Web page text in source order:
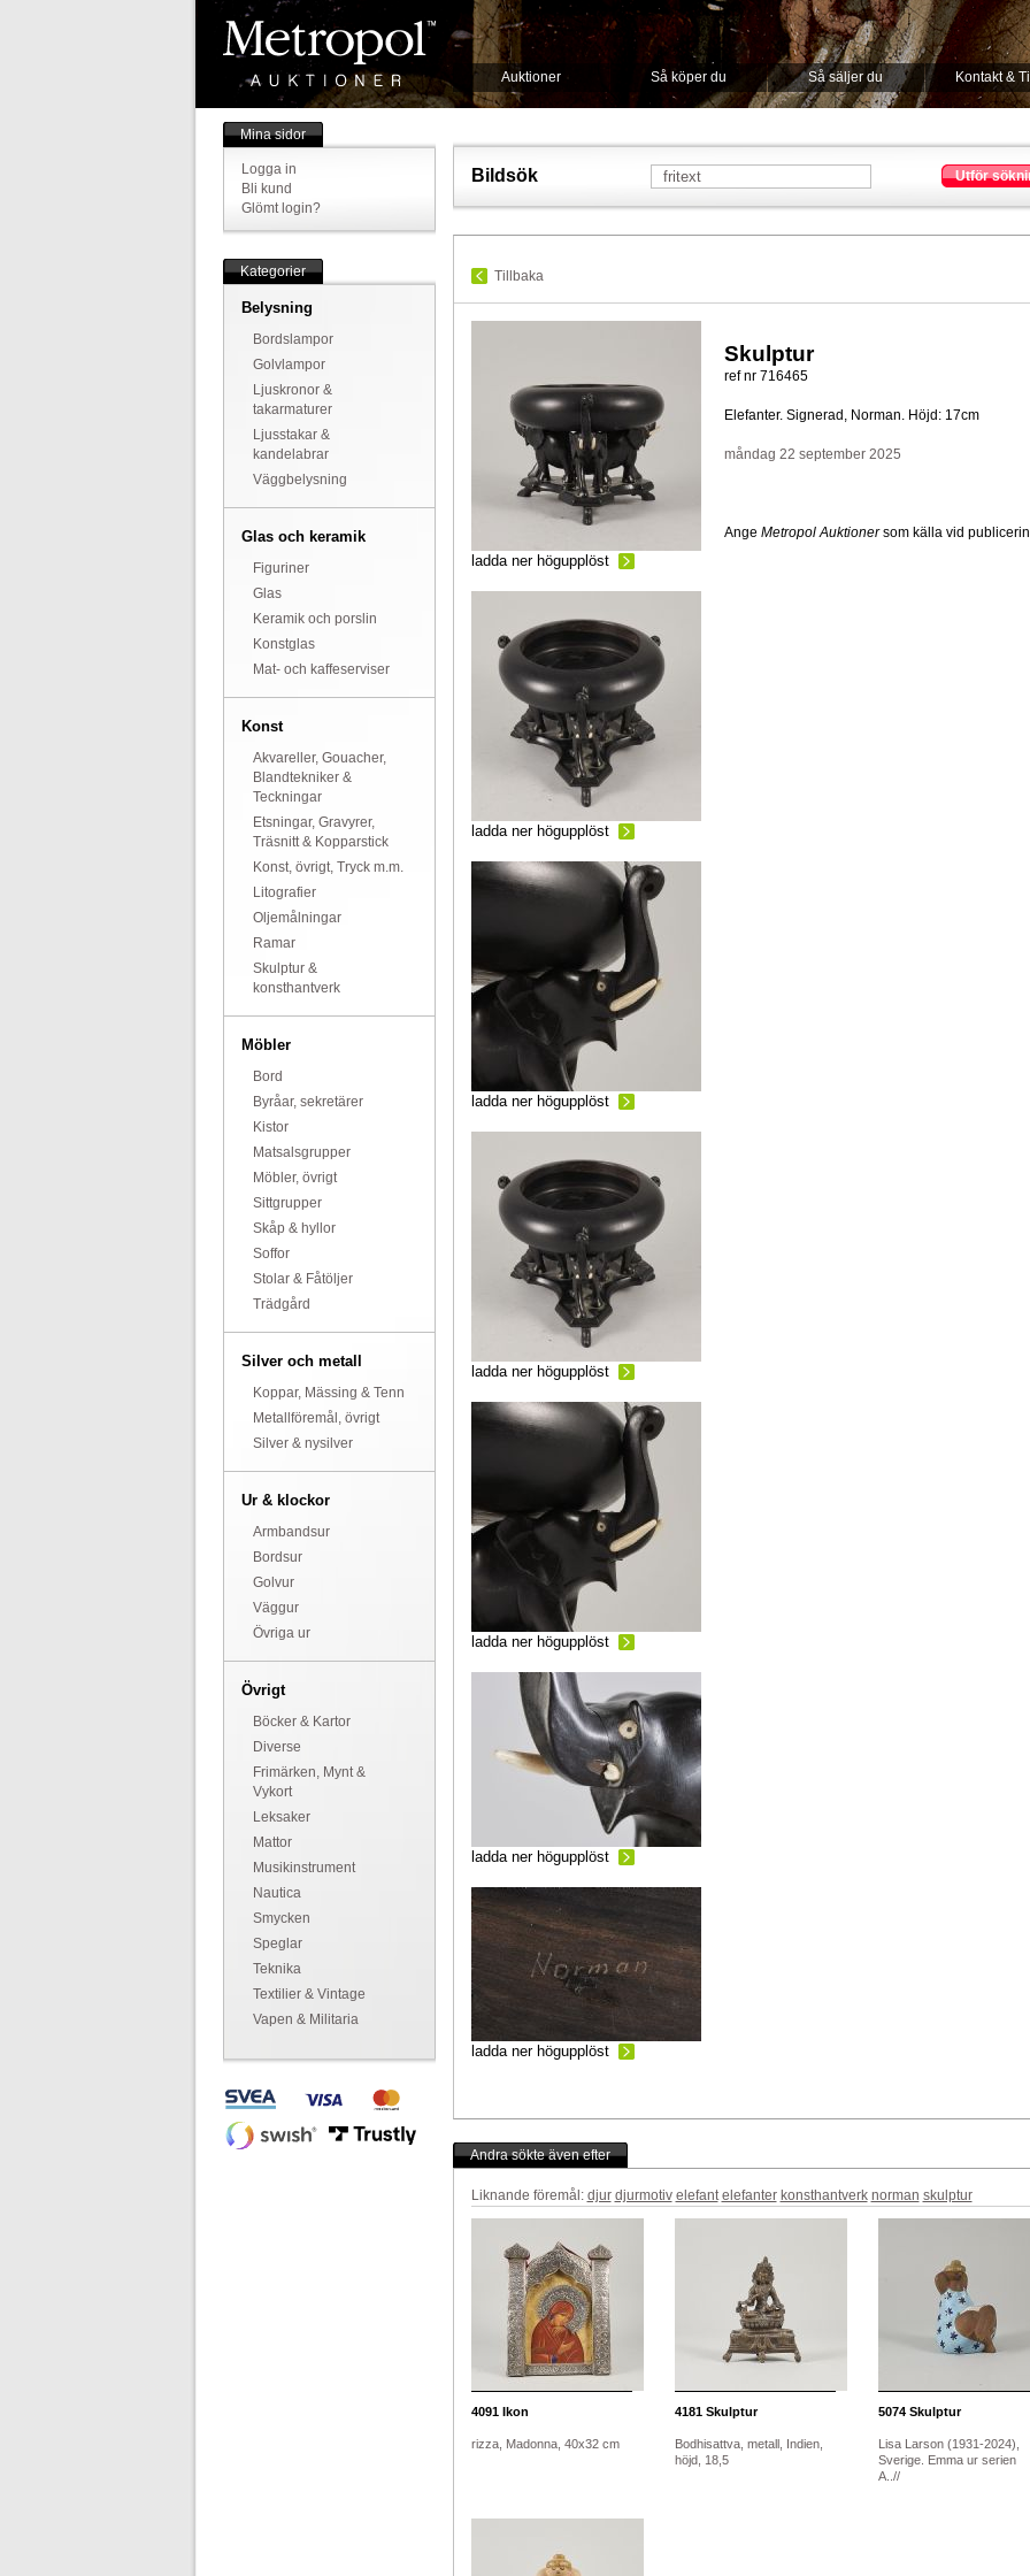
Auktioner Så köper du Så säljer du Kontakt &
Mina sidor
Logga in
Bli kund
Glömt login?
Kategorier
Belysning
Bordslampor
Golvlampor
Ljuskronor &
takarmaturer
Ljusstakar &
kandelabrar
Väggbelysning
Glas och keramik
Figuriner
Glas
Keramik och porslin
Konstglas
Mat- och kaffeserviser
Konst
Akvareller, Gouacher,
Blandtekniker &
Teckningar
Etsningar, Gravyrer,
Träsnitt & Kopparstick
Konst, övrigt, Tryck m.m.
Litografier
Oljemålningar
Ramar
Skulptur &
konsthantverk
Möbler
Bord
Byråar, sekretärer
Kistor
Matsalsgrupper
Möbler, övrigt
Sittgrupper
Skåp & hyllor
Soffor
Stolar & Fåtöljer
Trädgård
Silver och metall
Koppar, Mässing & Tenn
Metallföremål, övrigt
Silver & nysilver
Ur & klockor
Armbandsur
Bordsur
Golvur
Väggur
Övriga ur
Övrigt
Böcker & Kartor
Diverse
Frimärken, Mynt &
Vykort
Leksaker
Mattor
Musikinstrument
Nautica
Smycken
Speglar
Teknika
Textilier & Vintage
Vapen & Militaria
Bildsök Utför
Tillbaka
ladda ner högupplöst
ladda ner högupplöst
ladda ner högupplöst
ladda ner högupplöst
ladda ner högupplöst
ladda ner högupplöst
ladda ner högupplöst
Skulptur
ref nr 716465
Elefanter. Signerad, Norman. Höjd: 17cm
måndag 22 september 2025
Ange Metropol Auktionersom källa vid
Andra sökte även efter
Liknande föremål: djur djurmotiv elefant elefanter konsthantverk norman skulptur
4091Ikon
rizza, Madonna, 40x32 cm
4181Skulptur
Bodhisattva, metall, Indien,
höjd, 18,5
5074Skulptur
Lisa Larson (1931-2024),
Sverige. Emma ur serien
A..//